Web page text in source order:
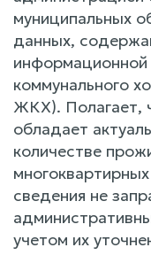
муниципальных
данных,
коммунального
ЖКХ). Полагает,
обладает
количестве
сведения не
учетом их